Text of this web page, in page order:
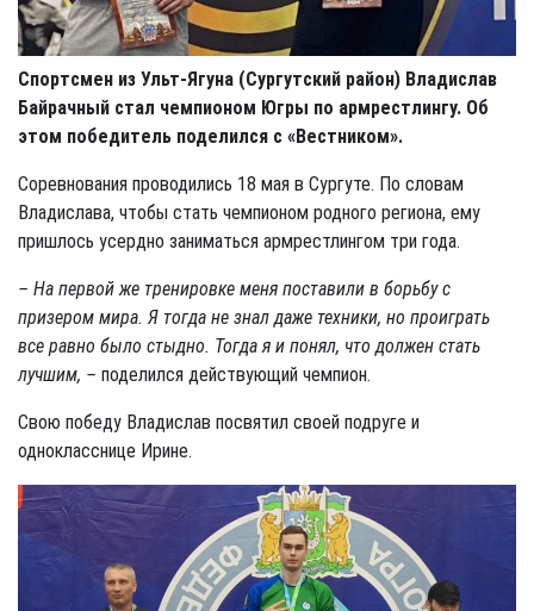
Спортсмен из Ульт-Ягуна (Сургутский район) Владислав
Байрачный стал чемпионом Югры по армрестлингу. Об
этом победитель поделился с «Вестником».
Соревнования проводились 18 мая в Сургуте. По словам
Владислава, чтобы стать чемпионом родного региона, ему
пришлось усердно заниматься армрестлингом три года.
– На первой же тренировке меня поставили в борьбу с
призером мира. Я тогда не знал даже техники, но проиграть
все равно было стыдно. Тогда я и понял, что должен стать
лучшим, – поделился действующий чемпион.
Свою победу Владислав посвятил своей подруге и
однокласснице Ирине.